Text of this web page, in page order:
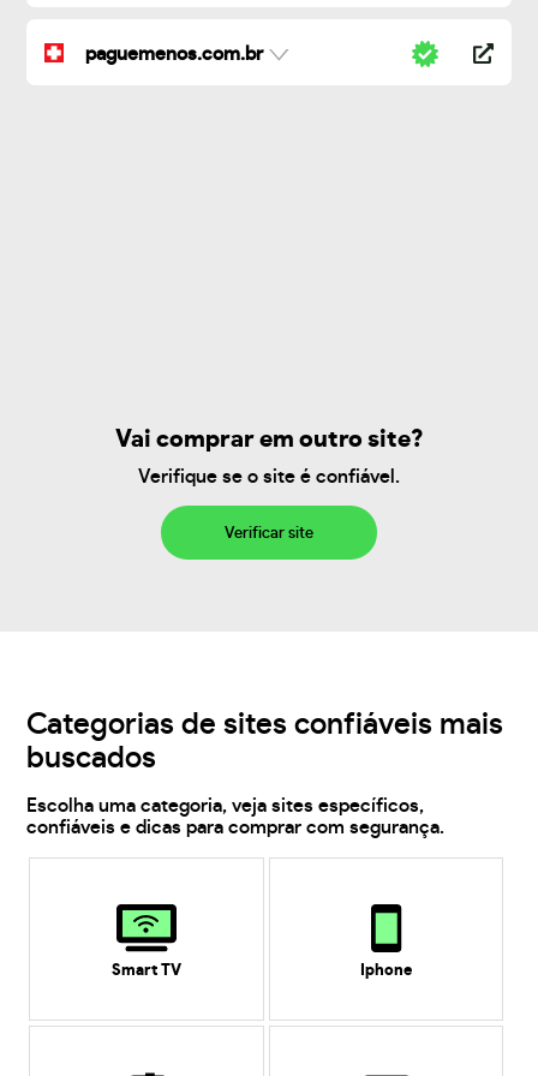
paguemenos.com.br
Vai comprar em outro site?
Verifique se o site é confiável.
Verificar site
Categorias de sites confiáveis mais
buscados
Escolha uma categoria, veja sites específicos,
confiáveis e dicas para comprar com segurança.
Smart TV Iphone